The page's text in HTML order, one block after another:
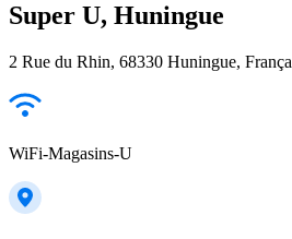
Super U, Huningue
2 Rue du Rhin, 68330 Huningue, França
WiFi-Magasins-U